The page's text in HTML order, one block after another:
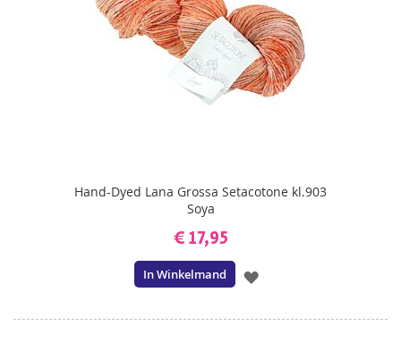
Hand-Dyed Lana Grossa Setacotone kl.903
Soya
€ 17,95
In Winkelmand
VOEG